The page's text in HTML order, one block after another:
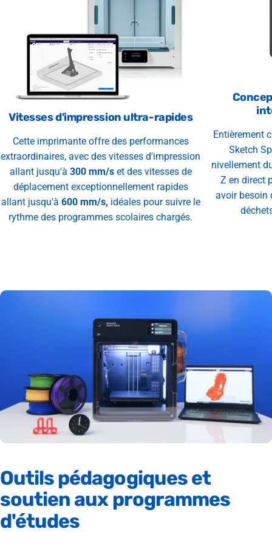
Vitesses d'impression ultra-rapides
Cette imprimante offre des performances
extraordinaires, avec des vitesses d'impression
allant jusqu'à 300 mm/set des vitesses de
déplacement exceptionnellement rapides
allant jusqu'à 600 mm/s, idéales pour suivre le
rythme des programmes scolaires chargés.
Entièrement
Sketch
nivellement
Z en direct
avoir besoin
Outilspédagogiqueset
soutienauxprogrammes
d'études